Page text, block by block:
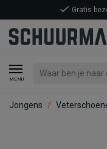
MENU
Gratis
Jongens